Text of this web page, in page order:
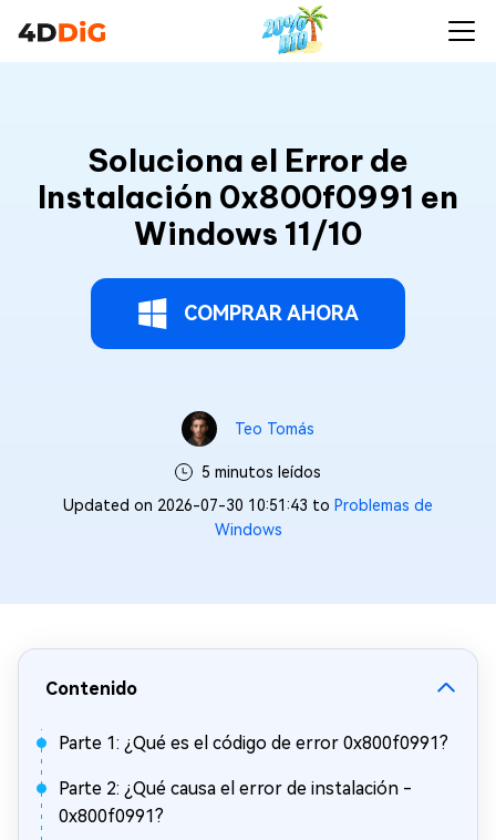
Soluciona el Error de
Instalación 0x800f0991 en
Windows 11/10
COMPRAR AHORA
Teo Tomás
5 minutos leídos
Updated on 2026-07-30 10:51:43 to Problemas de
Windows
Contenido
Parte 1: ¿Qué es el código de error 0x800f0991?
Parte 2: ¿Qué causa el error de instalación -
0x800f0991?